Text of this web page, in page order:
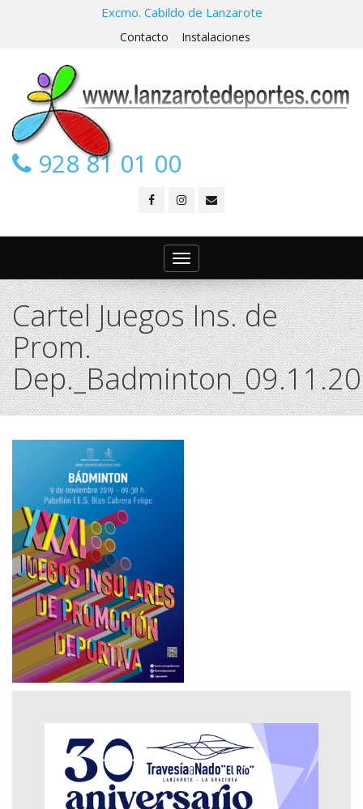
Excmo. Cabildo de Lanzarote
Contacto Instalaciones
928 81 01 00
Toggle
navigation
Cartel Juegos Ins. de
Prom.